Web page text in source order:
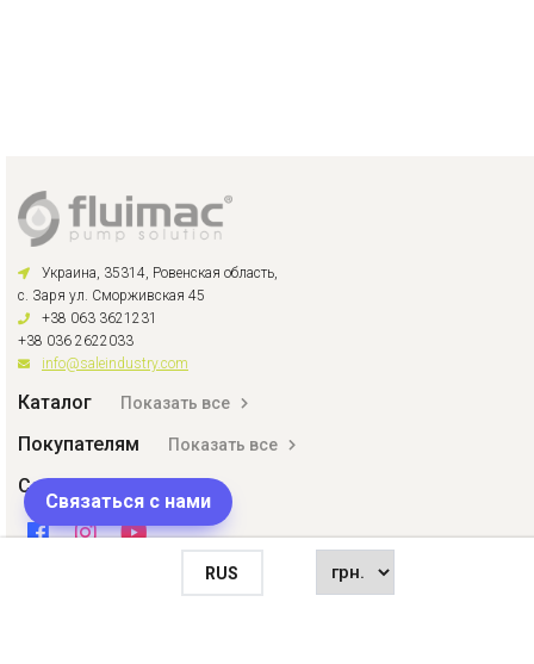
RUS
Украина, 35314, Ровенская область,
с. Заря ул. Сморживская 45
+38 063 3621231
+38 036 2622033
info@saleindustry.com
Каталог Показать все
Покупателям Показать все
Соцсети
Связаться с нами